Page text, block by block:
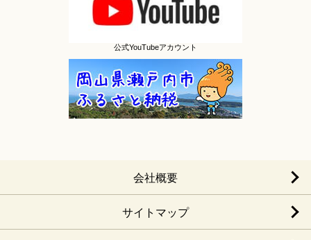
公式YouTubeアカウント
会社概要
サイトマップ